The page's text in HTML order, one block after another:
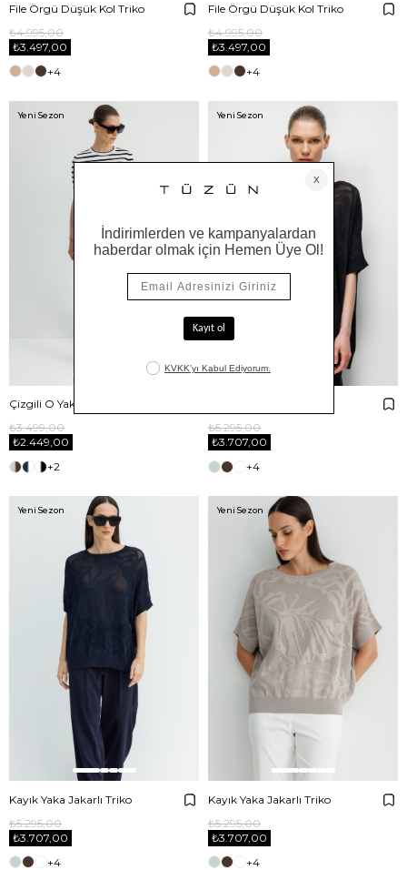
File Örgü Düşük Kol Triko
₺3.497,00
₺4.995,00
+4
File Örgü Düşük Kol Triko
₺3.497,00
₺4.995,00
+4
Çizgili O Yaka Yarım Kol Triko
₺2.449,00
₺3.499,00
+2
Yeni Sezon
₺3.707,00
₺5.295,00
+4
Yeni Sezon
Kayık Yaka Jakarlı Triko
₺3.707,00
₺5.295,00
+4
Yeni Sezon
Kayık Yaka Jakarlı Triko
₺3.707,00
₺5.295,00
+4
Yeni Sezon